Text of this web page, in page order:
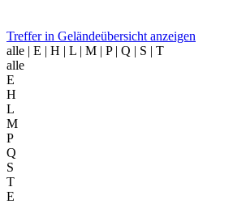
Treffer in Geländeübersicht anzeigen
alle | E | H | L | M | P | Q | S | T
alle
E
H
L
M
P
Q
S
T
E